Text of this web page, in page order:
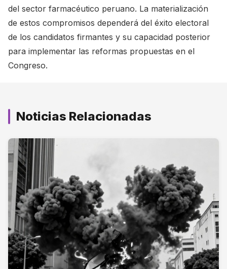
del sector farmacéutico peruano. La materialización
de estos compromisos dependerá del éxito electoral
de los candidatos firmantes y su capacidad posterior
para implementar las reformas propuestas en el
Congreso.
Noticias Relacionadas